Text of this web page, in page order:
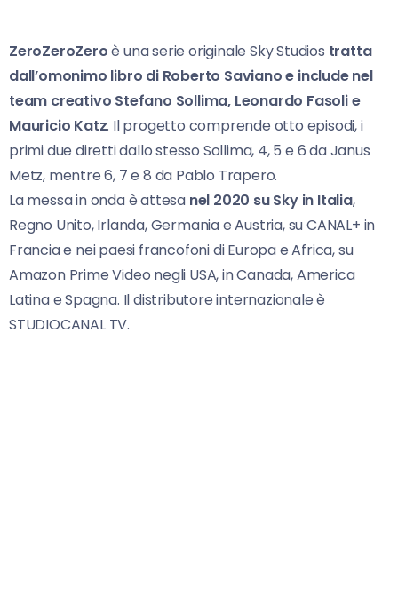
ZeroZeroZeroè una serie originale Sky Studios tratta
dall’omonimo libro di Roberto Saviano e include nel
team creativo Stefano Sollima, Leonardo Fasoli e
Mauricio Katz. Il progetto comprende otto episodi, i
primi due diretti dallo stesso Sollima, 4, 5 e 6 da Janus
Metz, mentre 6, 7 e 8 da Pablo Trapero.
La messa in onda è attesa nel 2020 su Sky in Italia,
Regno Unito, Irlanda, Germania e Austria, su CANAL+ in
Francia e nei paesi francofoni di Europa e Africa, su
Amazon Prime Video negli USA, in Canada, America
Latina e Spagna. Il distributore internazionale è
STUDIOCANAL TV.